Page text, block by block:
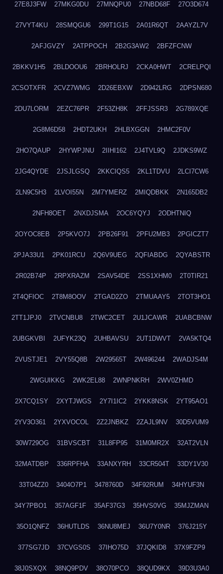
27E8J3FW 27MKG0DU 27MNQPU0 27NBD68F 27O3D674
27VYT4KU 28SMQGU6 299T1G15 2A01R6QT 2AAYZL7V
2AFJGVZY 2ATPPOCH 2B2G3AW2 2BFZFCNW
2BKKV1H5 2BLDOOU6 2BRHOLRJ 2CKA0HWT 2CRELPQI
2CSOTXFR 2CVZ7WMG 2D26EBXW 2D942LRG 2DPSN680
2DU7LORM 2EZC76PR 2F53ZH8K 2FFJSSR3 2G789XQE
2G8M6D58 2HDT2UKH 2HLBXGGN 2HMC2F0V
2HO7QAUP 2HYWPJNU 2IIHI162 2J4TVL9Q 2JDKS9WZ
2JG4QYDE 2JSJLGSQ 2KKCIQS5 2KL1TDVU 2LCI7CW6
2LN9C5H3 2LVOI55N 2M7YMERZ 2MIQDBKK 2N165DB2
2NFH8OET 2NXDJSMA 2OC6YQYJ 2ODHTNIQ
2OYOC8EB 2P5KVO7J 2PB26F91 2PFU2MB3 2PGICZT7
2PJA33U1 2PK01RCU 2Q6V9UEG 2QFIABDG 2QYABSTR
2R02B74P 2RPXRAZM 2SAV54DE 2SS1XHM0 2T0TIR21
2T4QFIOC 2T8M8OOV 2TGAD2ZO 2TMUAAY5 2TOT3HO1
2TT1JPJ0 2TVCNBU8 2TWC2CET 2U1JCAWR 2UABCBNW
2UBGKVBI 2UFYK23Q 2UHBAVSU 2UT1DWVT 2VA5KTQ4
2VUSTJE1 2VY55Q8B 2W29565T 2W496244 2WADJS4M
2WGUIKKG 2WK2EL88 2WNPNKRH 2WV0ZHMD
2X7CQ1SY 2XYTJWGS 2Y7I1IC2 2YKK8NSK 2YT95AO1
2YV3O361 2YXVOCOL 2Z2JNBKZ 2ZAJL9NV 30D5VUM9
30W729OG 31BVSCBT 31L8FP95 31M0MR2X 32AT2VLN
32MATDBP 336RPFHA 33ANXYRH 33CR504T 33DY1V30
33T04ZZ0 3404O7P1 3478760D 34F92RUM 34HYUF3N
34Y7PBO1 357AGF1F 35AF37G3 35HVS0VG 35MJZMAN
35O1QNFZ 36HUTLDS 36NU8MEJ 36U7Y0NR 376J215Y
377SG7JD 37CVGS0S 37IHO75D 37JQKID8 37X9FZP9
38J0SXQX 38NQ9PDV 38O70PCO 38QUD9KX 39D3U3A0